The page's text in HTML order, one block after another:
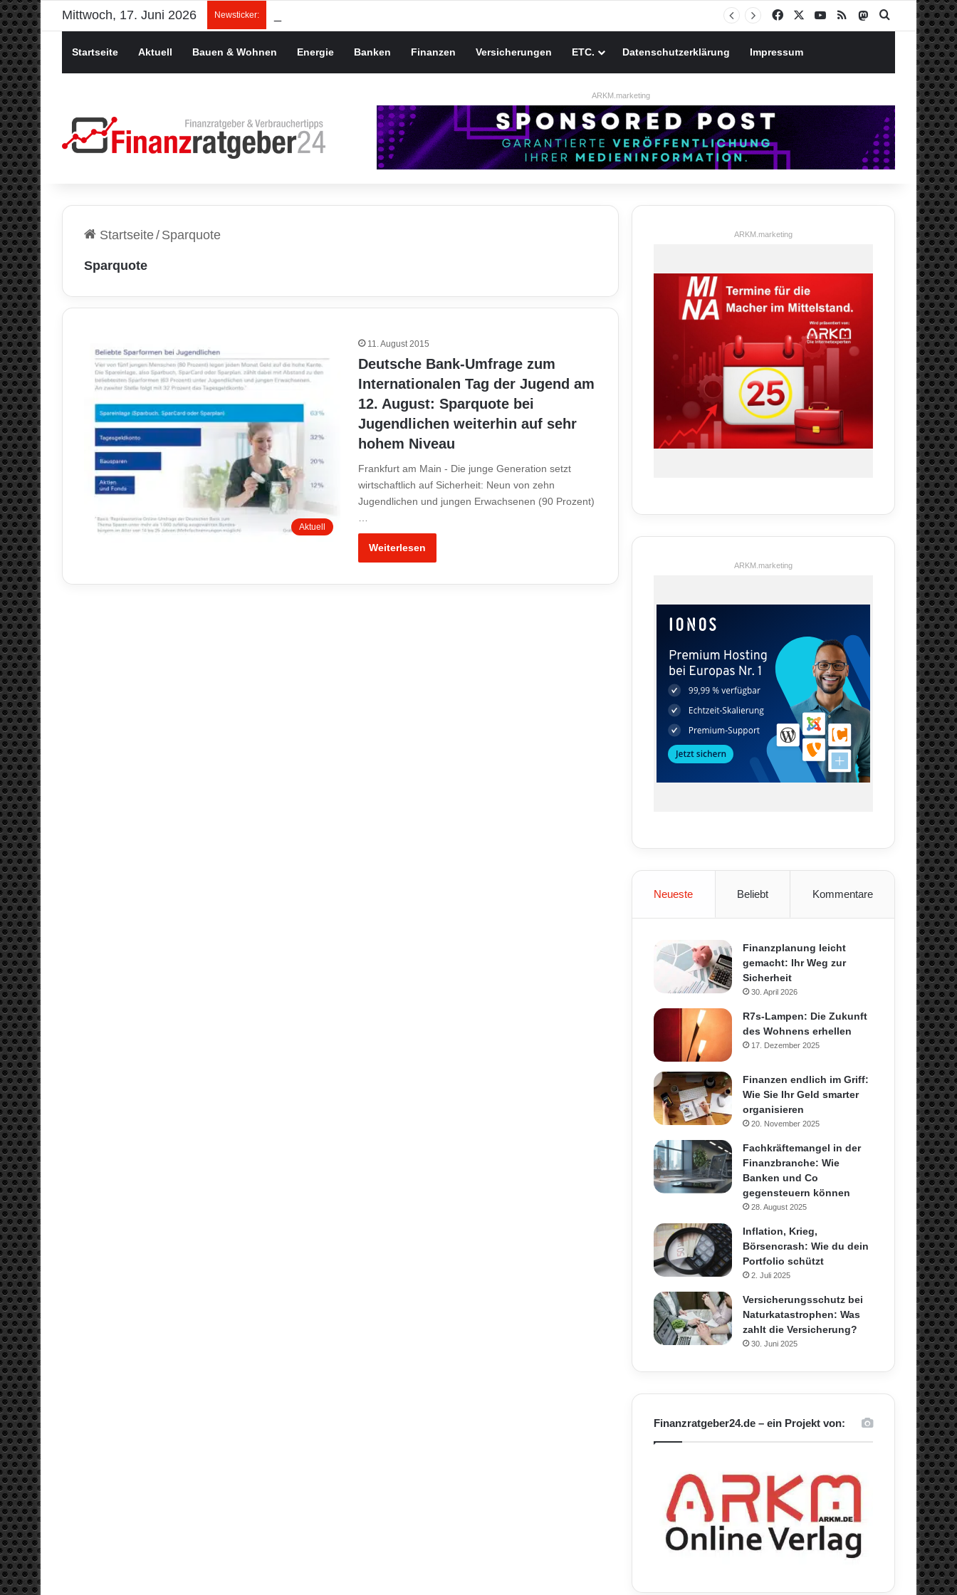
Mittwoch, 17. Juni 2026 Newsticker: Facebook YouTube
RSS MastodonSuchen nach
Startseite Aktuell Bauen & Wohnen Energie Banken Finanzen Versicherungen ETC. Datenschutzerklärung Impressum
ARKM.marketing
Startseite/ Sparquote
Sparquote
Aktuell
11. August 2015
Deutsche Bank-Umfrage zum
Internationalen Tag der Jugend am
12. August: Sparquote bei
Jugendlichen weiterhin auf sehr
hohem Niveau
Frankfurt am Main - Die junge Generation setzt
wirtschaftlich auf Sicherheit: Neun von zehn
Jugendlichen und jungen Erwachsenen (90 Prozent)
Weiterlesen
ARKM.marketing
ARKM.marketing
Neueste Beliebt Kommentare
Finanzplanung leicht
gemacht: Ihr Weg zur
Sicherheit
30. April 2026
R7s-Lampen: Die Zukunft
des Wohnens erhellen
17. Dezember 2025
Finanzen endlich im Griff:
Wie Sie Ihr Geld smarter
organisieren
20. November 2025
Fachkräftemangel in der
Finanzbranche: Wie
Banken und Co
gegensteuern können
28. August 2025
Inflation, Krieg,
Börsencrash: Wie du dein
Portfolio schützt
2. Juli 2025
Versicherungsschutz bei
Naturkatastrophen: Was
zahlt die Versicherung?
30. Juni 2025
Finanzratgeber24.de – ein Projekt von: